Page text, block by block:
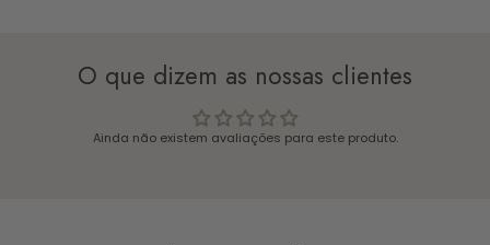
O que dizem as nossas clientes
Ainda não existem avaliações para este produto.